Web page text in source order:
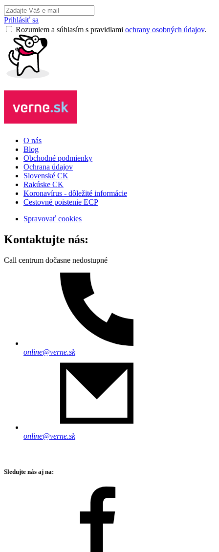
Prihlásiť sa
Rozumiem a súhlasím s pravidlami ochrany osobných údajov.
O nás
Blog
Obchodné podmienky
Ochrana údajov
Slovenské CK
Rakúske CK
Koronavírus - dôležité informácie
Cestovné poistenie ECP
Spravovať cookies
Kontaktujte nás:
Call centrum dočasne nedostupné
online@verne.sk
online@verne.sk
Sledujte nás aj na: